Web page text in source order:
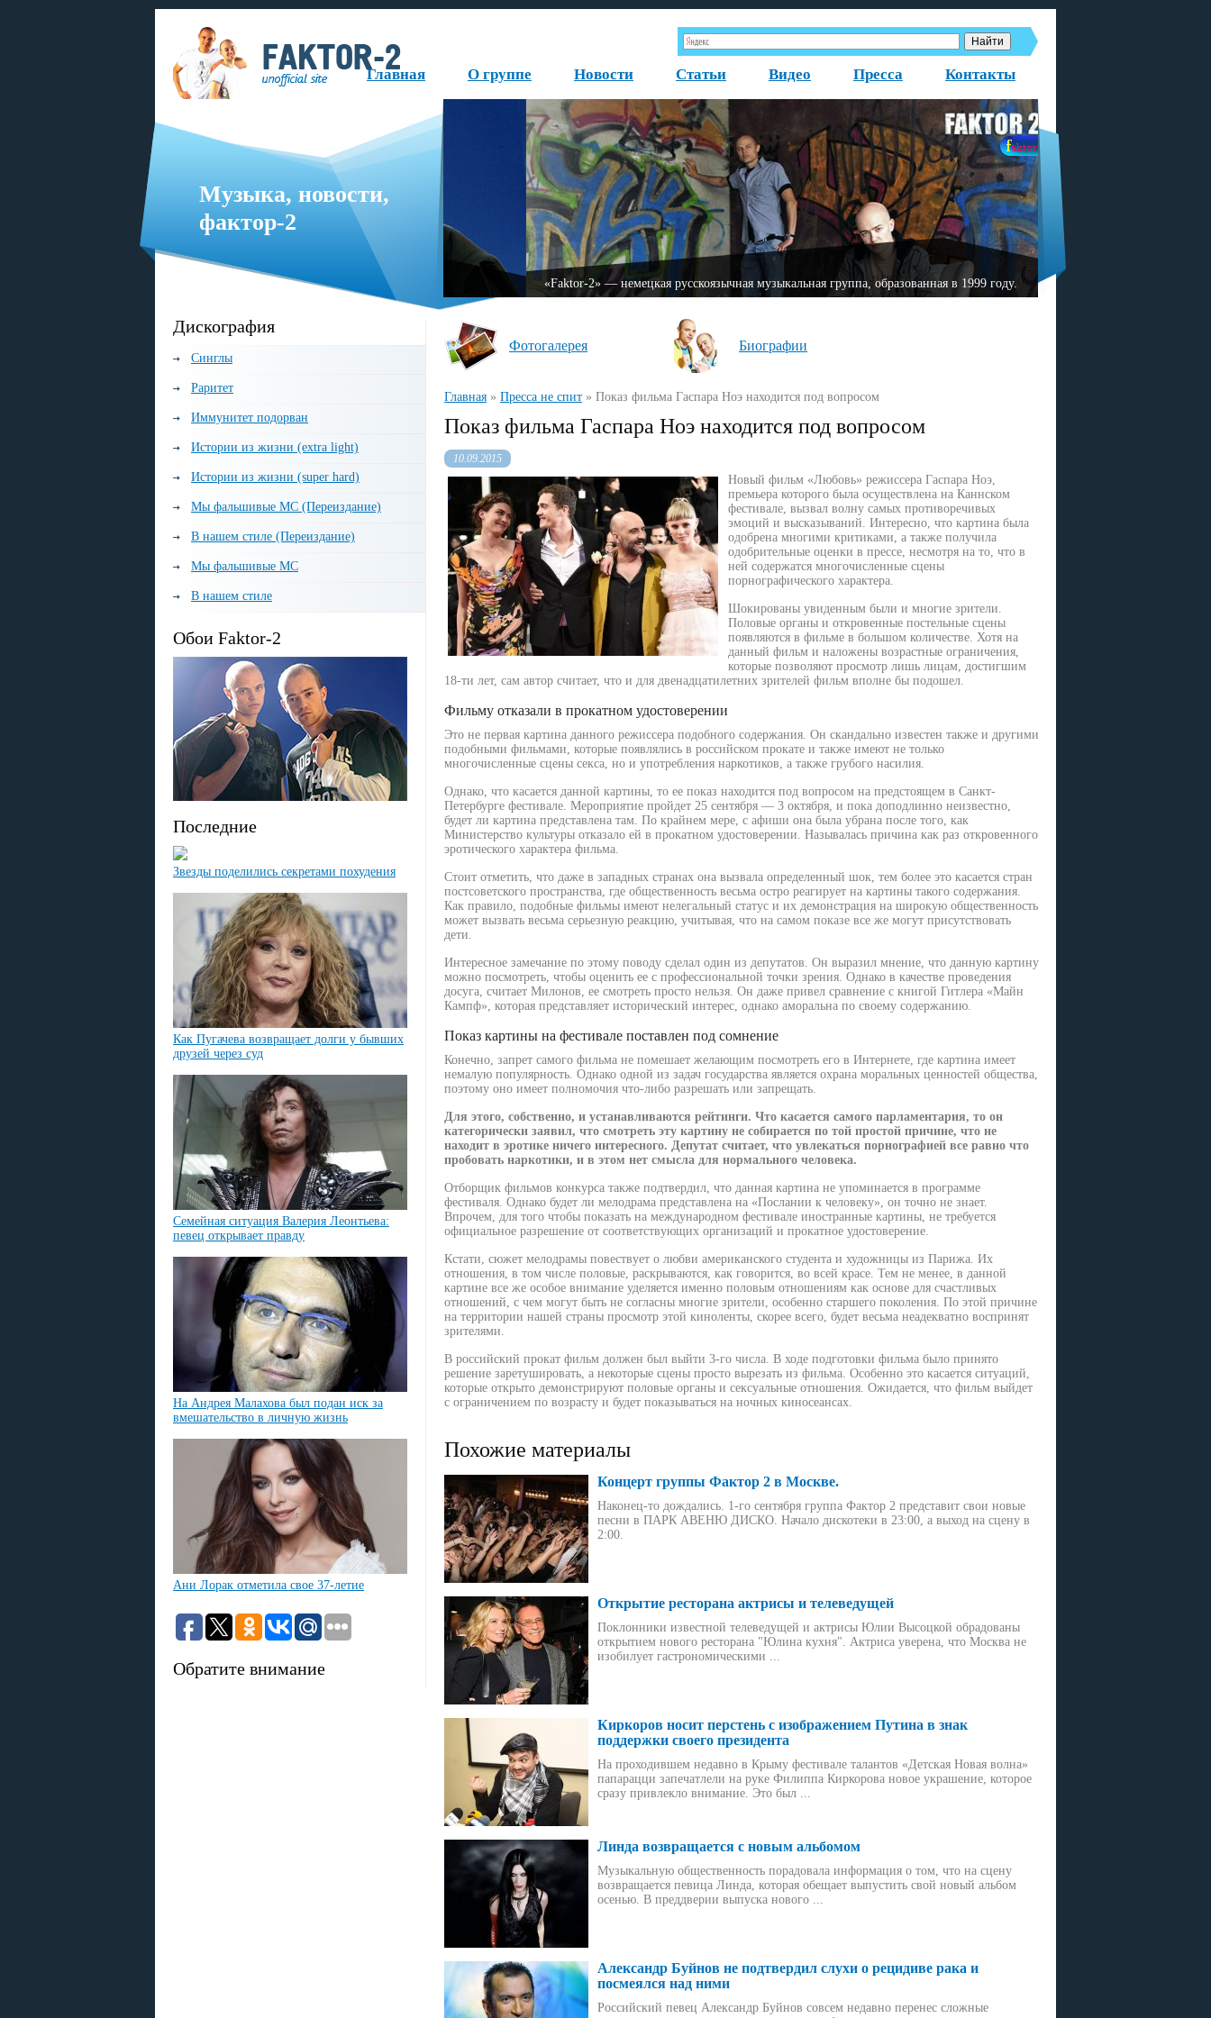
Главная О группе Новости Статьи Видео Пресса Контакты
Музыка, новости,
фактор-2
музыкальная группа, образованная в 1999 году. «Fаktor-2» — немецкая русскоязычная музыкальная группа, образованная в 1999 году. «Fаktor-2» — немецкая
Дискография
Синглы
Раритет
Иммунитет подорван
Истории из жизни (extra light)
Истории из жизни (super hard)
Мы фальшивые МС (Переиздание)
В нашем стиле (Переиздание)
Мы фальшивые МС
В нашем стиле
Обои Faktor-2
Последние
Звезды поделились секретами похудения
Как Пугачева возвращает долги у бывших
друзей через суд
Семейная ситуация Валерия Леонтьева:
певец открывает правду
На Андрея Малахова был подан иск за
вмешательство в личную жизнь
Ани Лорак отметила свое 37-летие
Обратите внимание
Фотогалерея Биографии
Главная » Пресса не спит » Показ фильма Гаспара Ноэ находится под вопросом
Показ фильма Гаспара Ноэ находится под вопросом
10.09.2015
Новый фильм «Любовь» режиссера Гаспара Ноэ,
премьера которого была осуществлена на Каннском
фестивале, вызвал волну самых противоречивых
эмоций и высказываний. Интересно, что картина была
одобрена многими критиками, а также получила
одобрительные оценки в прессе, несмотря на то, что в
ней содержатся многочисленные сцены
порнографического характера.
Шокированы увиденным были и многие зрители.
Половые органы и откровенные постельные сцены
появляются в фильме в большом количестве. Хотя на
данный фильм и наложены возрастные ограничения,
которые позволяют просмотр лишь лицам, достигшим
18-ти лет, сам автор считает, что и для двенадцатилетних зрителей фильм вполне бы подошел.
Фильму отказали в прокатном удостоверении
Это не первая картина данного режиссера подобного содержания. Он скандально известен также и другими
подобными фильмами, которые появлялись в российском прокате и также имеют не только
многочисленные сцены секса, но и употребления наркотиков, а также грубого насилия.
Однако, что касается данной картины, то ее показ находится под вопросом на предстоящем в Санкт-
Петербурге фестивале. Мероприятие пройдет 25 сентября — 3 октября, и пока доподлинно неизвестно,
будет ли картина представлена там. По крайнем мере, с афиши она была убрана после того, как
Министерство культуры отказало ей в прокатном удостоверении. Называлась причина как раз откровенного
эротического характера фильма.
Стоит отметить, что даже в западных странах она вызвала определенный шок, тем более это касается стран
постсоветского пространства, где общественность весьма остро реагирует на картины такого содержания.
Как правило, подобные фильмы имеют нелегальный статус и их демонстрация на широкую общественность
может вызвать весьма серьезную реакцию, учитывая, что на самом показе все же могут присутствовать
дети.
Интересное замечание по этому поводу сделал один из депутатов. Он выразил мнение, что данную картину
можно посмотреть, чтобы оценить ее с профессиональной точки зрения. Однако в качестве проведения
досуга, считает Милонов, ее смотреть просто нельзя. Он даже привел сравнение с книгой Гитлера «Майн
Кампф», которая представляет исторический интерес, однако аморальна по своему содержанию.
Показ картины на фестивале поставлен под сомнение
Конечно, запрет самого фильма не помешает желающим посмотреть его в Интернете, где картина имеет
немалую популярность. Однако одной из задач государства является охрана моральных ценностей общества,
поэтому оно имеет полномочия что-либо разрешать или запрещать.
Для этого, собственно, и устанавливаются рейтинги. Что касается самого парламентария, то он
категорически заявил, что смотреть эту картину не собирается по той простой причине, что не
находит в эротике ничего интересного. Депутат считает, что увлекаться порнографией все равно что
пробовать наркотики, и в этом нет смысла для нормального человека.
Отборщик фильмов конкурса также подтвердил, что данная картина не упоминается в программе
фестиваля. Однако будет ли мелодрама представлена на «Послании к человеку», он точно не знает.
Впрочем, для того чтобы показать на международном фестивале иностранные картины, не требуется
официальное разрешение от соответствующих организаций и прокатное удостоверение.
Кстати, сюжет мелодрамы повествует о любви американского студента и художницы из Парижа. Их
отношения, в том числе половые, раскрываются, как говорится, во всей красе. Тем не менее, в данной
картине все же особое внимание уделяется именно половым отношениям как основе для счастливых
отношений, с чем могут быть не согласны многие зрители, особенно старшего поколения. По этой причине
на территории нашей страны просмотр этой киноленты, скорее всего, будет весьма неадекватно воспринят
зрителями.
В российский прокат фильм должен был выйти 3-го числа. В ходе подготовки фильма было принято
решение заретушировать, а некоторые сцены просто вырезать из фильма. Особенно это касается ситуаций,
которые открыто демонстрируют половые органы и сексуальные отношения. Ожидается, что фильм выйдет
с ограничением по возрасту и будет показываться на ночных киносеансах.
Похожие материалы
Концерт группы Фактор 2 в Москве.
Наконец-то дождались. 1-го сентября группа Фактор 2 представит свои новые
песни в ПАРК АВЕНЮ ДИСКО. Начало дискотеки в 23:00, а выход на сцену в
2:00.
Открытие ресторана актрисы и телеведущей
Поклонники известной телеведущей и актрисы Юлии Высоцкой обрадованы
открытием нового ресторана "Юлина кухня". Актриса уверена, что Москва не
изобилует гастрономическими ...
Киркоров носит перстень с изображением Путина в знак
поддержки своего президента
На проходившем недавно в Крыму фестивале талантов «Детская Новая волна»
папарацци запечатлели на руке Филиппа Киркорова новое украшение, которое
сразу привлекло внимание. Это был ...
Линда возвращается с новым альбомом
Музыкальную общественность порадовала информация о том, что на сцену
возвращается певица Линда, которая обещает выпустить свой новый альбом
осенью. В преддверии выпуска нового ...
Александр Буйнов не подтвердил слухи о рецидиве рака и
посмеялся над ними
Российский певец Александр Буйнов совсем недавно перенес сложные